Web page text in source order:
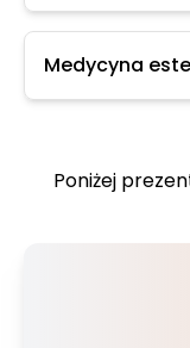
Medycyna
Poniżej